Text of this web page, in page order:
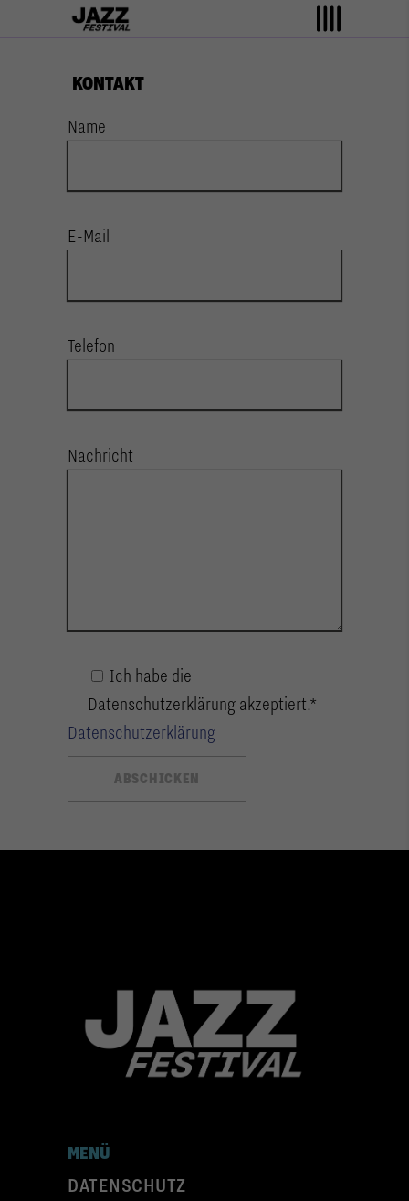
KONTAKT
Name
E-Mail
Telefon
Nachricht
Ich habe die
Datenschutzerklärung akzeptiert.*
Datenschutzerklärung
ABSCHICKEN
MENÜ
DATENSCHUTZ